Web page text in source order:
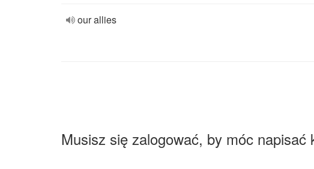
our allies
Musisz się zalogować, by móc napisać